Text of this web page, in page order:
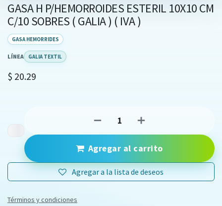
GASA H P/HEMORROIDES ESTERIL 10X10 CM
C/10 SOBRES ( GALIA ) ( IVA )
GASA HEMORRIDES
LÍNEA GALIA TEXTIL
$ 20.29
Agregar al carrito
Agregar a la lista de deseos
Términos y condiciones